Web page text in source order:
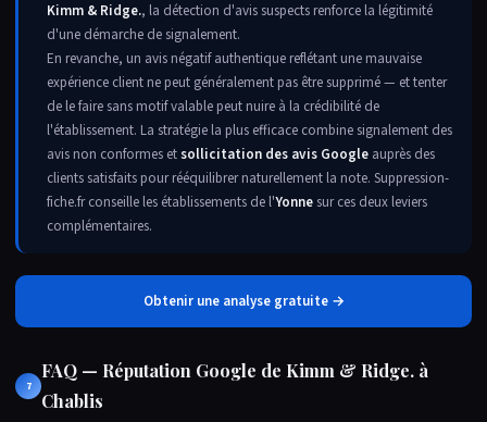
Kimm & Ridge., la détection d'avis suspects renforce la légitimité
d'une démarche de signalement.
En revanche, un avis négatif authentique reflétant une mauvaise
expérience client ne peut généralement pas être supprimé — et tenter
de le faire sans motif valable peut nuire à la crédibilité de
l'établissement. La stratégie la plus efficace combine signalement des
avis non conformes etsollicitation des avis Google auprès des
clients satisfaits pour rééquilibrer naturellement la note. Suppression-
fiche.fr conseille les établissements de l'Yonnesur ces deux leviers
complémentaires.
Obtenir une analyse gratuite →
7
FAQ — Réputation Google de Kimm & Ridge. à
Chablis